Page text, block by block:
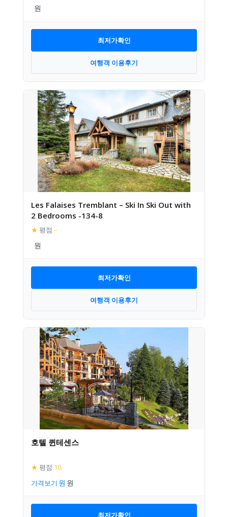
최저가확인
여행객 이용후기
Les Falaises Tremblant – Ski In Ski Out with
2 Bedrooms -134-8
★ 평점 –
최저가확인
여행객 이용후기
호텔 퀸테센스
★ 평점 10
가격보기
최저가확인